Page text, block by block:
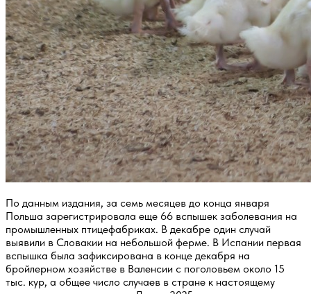
По данным издания, за семь месяцев до конца января
Польша зарегистрировала еще 66 вспышек заболевания на
промышленных птицефабриках. В декабре один случай
выявили в Словакии на небольшой ферме. В Испании первая
вспышка была зафиксирована в конце декабря на
бройлерном хозяйстве в Валенсии с поголовьем около 15
тыс. кур, а общее число случаев в стране к настоящему